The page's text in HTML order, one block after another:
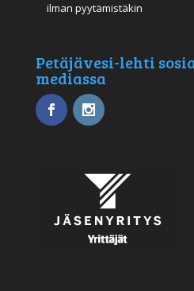
ilman pyytämistäkin
Petäjävesi-lehti
mediassa